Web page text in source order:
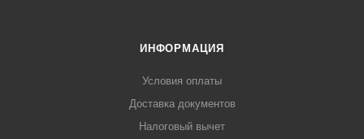
ИНФОРМАЦИЯ
Условия оплаты
Доставка документов
Налоговый вычет